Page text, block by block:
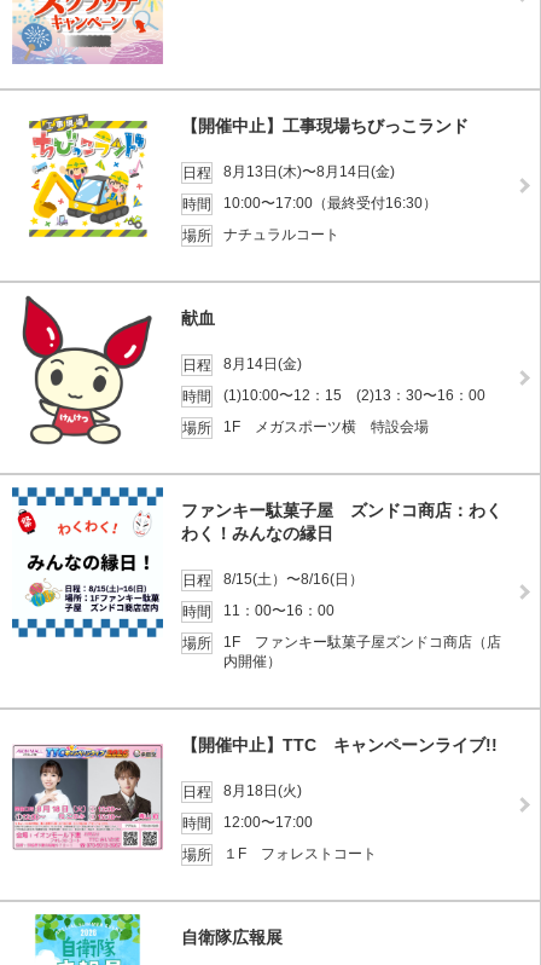
【開催中止】工事現場ちびっこランド
日程
8月13日(木)〜8月14日(金)
時間
10:00〜17:00（最終受付16:30）
場所
ナチュラルコート
献血
日程
8月14日(金)
時間
(1)10:00〜12：15 (2)13：30〜16：00
場所
1F メガスポーツ横 特設会場
ファンキー駄菓子屋 ズンドコ商店：わく
わく！みんなの縁日
日程
8/15(土）〜8/16(日）
時間
11：00〜16：00
場所
1F ファンキー駄菓子屋ズンドコ商店（店
内開催）
【開催中止】TTC キャンペーンライブ!!
日程
8月18日(火)
時間
12:00〜17:00
場所
１F フォレストコート
自衛隊広報展